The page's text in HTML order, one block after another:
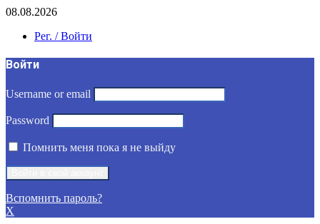
08.08.2026
Рег. / Войти
Войти
Username or email
Password
Помнить меня пока я не выйду
Вспомнить пароль?
X